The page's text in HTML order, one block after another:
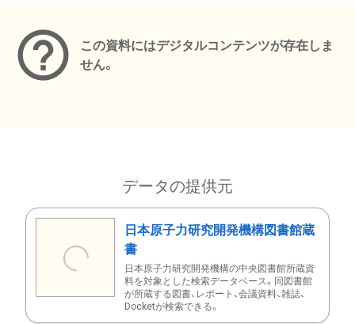
この資料にはデジタルコンテンツが存在しま
せん。
データの提供元
日本原子力研究開発機構図書館蔵
書
日本原子力研究開発機構の中央図書館所蔵資
料を対象とした検索データベース。同図書館
が所蔵する図書、レポート、会議資料、雑誌、
Docketが検索できる。